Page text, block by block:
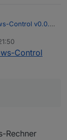
möchtet.
kleine)
instalator.ru
beliebig
in
für den ersten
Control v0.0.x
Control
Rechner